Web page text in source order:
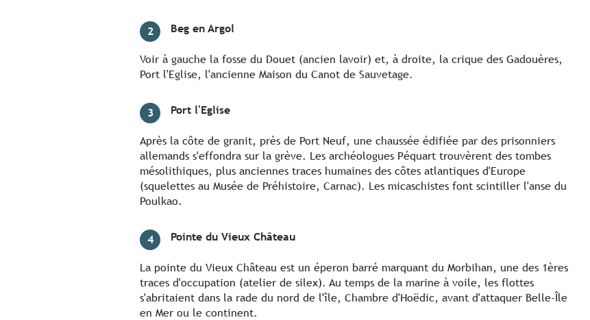
2 Beg en Argol
Voir à gauche la fosse du Douet (ancien lavoir) et, à droite, la crique des Gadouères,
Port l'Eglise, l'ancienne Maison du Canot de Sauvetage.
3 Port l'Eglise
Après la côte de granit, près de Port Neuf, une chaussée édifiée par des prisonniers
allemands s'effondra sur la grève. Les archéologues Péquart trouvèrent des tombes
mésolithiques, plus anciennes traces humaines des côtes atlantiques d'Europe
(squelettes au Musée de Préhistoire, Carnac). Les micaschistes font scintiller l'anse du
Poulkao.
4 Pointe du Vieux Château
La pointe du Vieux Château est un éperon barré marquant du Morbihan, une des 1ères
traces d'occupation (atelier de silex). Au temps de la marine à voile, les flottes
s'abritaient dans la rade du nord de l'île, Chambre d'Hoëdic, avant d'attaquer Belle-Île
en Mer ou le continent.